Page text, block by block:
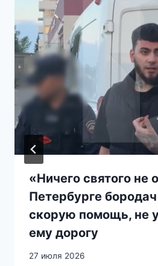
«Ничего святого не
Петербурге
скорую помощь, не
ему дорогу
27 июля 2026